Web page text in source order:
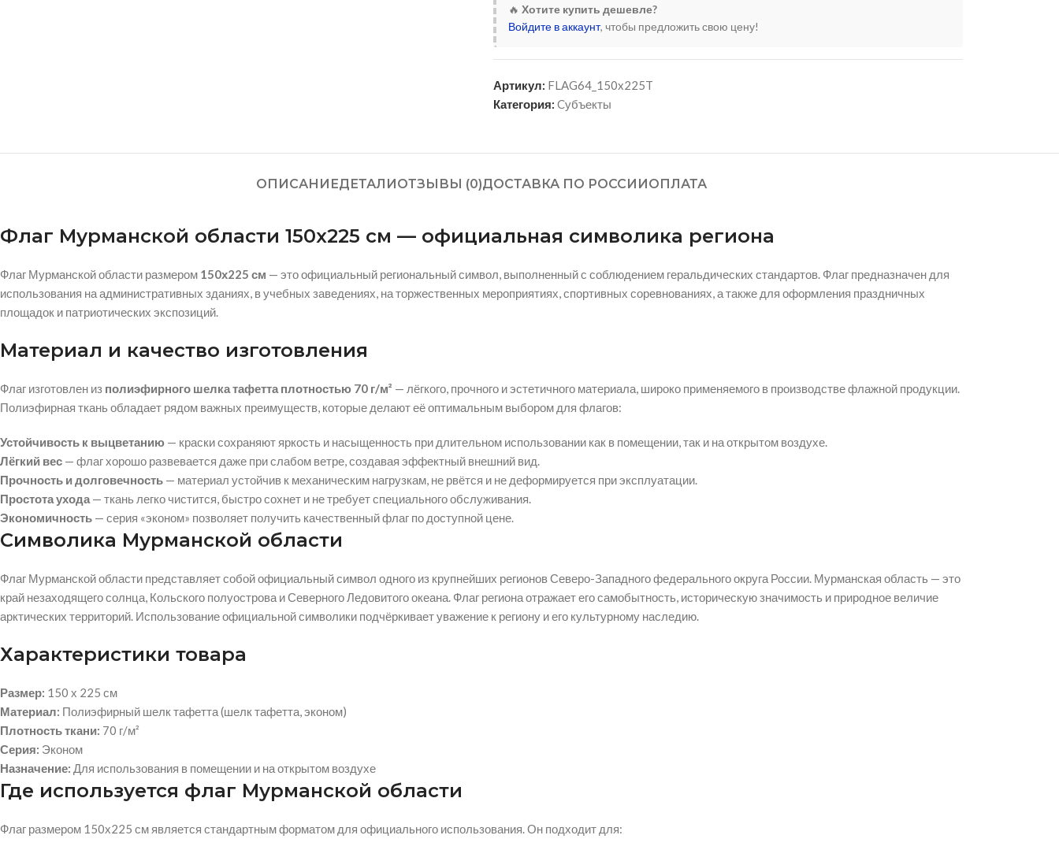
🔥 Хотите купить дешевле?
Войдите в аккаунт, чтобы предложить свою цену!
Артикул: FLAG64_150x225T
Категория: Cубъекты
ОПИСАНИЕДЕТАЛИОТЗЫВЫ (0)ДОСТАВКА ПО РОССИИОПЛАТА
Флаг Мурманской области 150х225 см — официальная символика региона
Флаг Мурманской области размером 150х225 см — это официальный региональный символ, выполненный с соблюдением геральдических стандартов. Флаг предназначен для
использования на административных зданиях, в учебных заведениях, на торжественных мероприятиях, спортивных соревнованиях, а также для оформления праздничных
площадок и патриотических экспозиций.
Материал и качество изготовления
Флаг изготовлен из полиэфирного шелка тафетта плотностью 70 г/м² — лёгкого, прочного и эстетичного материала, широко применяемого в производстве флажной продукции.
Полиэфирная ткань обладает рядом важных преимуществ, которые делают её оптимальным выбором для флагов:
Устойчивость к выцветанию — краски сохраняют яркость и насыщенность при длительном использовании как в помещении, так и на открытом воздухе.
Лёгкий вес — флаг хорошо развевается даже при слабом ветре, создавая эффектный внешний вид.
Прочность и долговечность — материал устойчив к механическим нагрузкам, не рвётся и не деформируется при эксплуатации.
Простота ухода — ткань легко чистится, быстро сохнет и не требует специального обслуживания.
Экономичность — серия «эконом» позволяет получить качественный флаг по доступной цене.
Символика Мурманской области
Флаг Мурманской области представляет собой официальный символ одного из крупнейших регионов Северо-Западного федерального округа России. Мурманская область — это
край незаходящего солнца, Кольского полуострова и Северного Ледовитого океана. Флаг региона отражает его самобытность, историческую значимость и природное величие
арктических территорий. Использование официальной символики подчёркивает уважение к региону и его культурному наследию.
Характеристики товара
Размер: 150 х 225 см
Материал: Полиэфирный шелк тафетта (шелк тафетта, эконом)
Плотность ткани: 70 г/м²
Серия: Эконом
Назначение: Для использования в помещении и на открытом воздухе
Где используется флаг Мурманской области
Флаг размером 150х225 см является стандартным форматом для официального использования. Он подходит для: